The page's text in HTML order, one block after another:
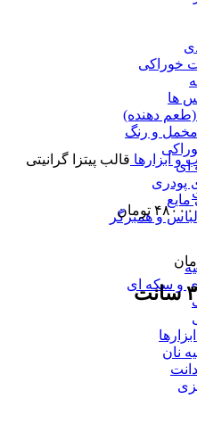
خوراکی
ها
دهنده)
و رنگ
ای
پودری
و همبرگر
و سکه ای
نان
و ابزارها قالب پیتزا گرانیتی
تومان